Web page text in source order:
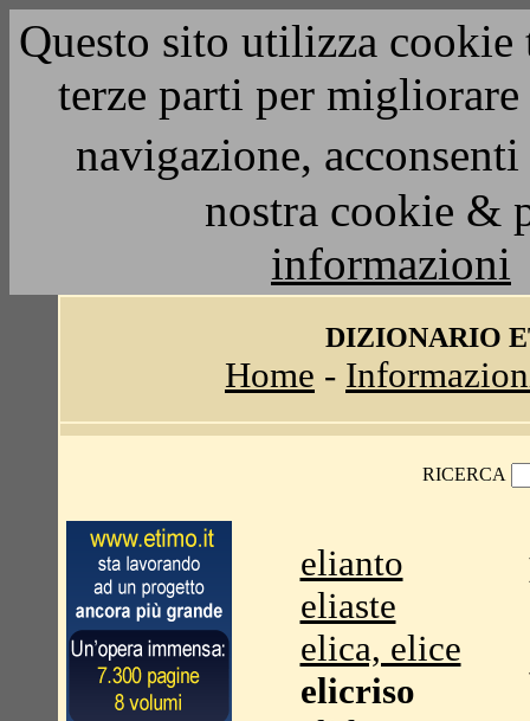
Questo sito utilizza
terze parti per
navigazione,
nostra cookie &
informazioni
DIZIONARIO
Home -
RICERCA
elianto
eliaste
elica, elice
elicriso